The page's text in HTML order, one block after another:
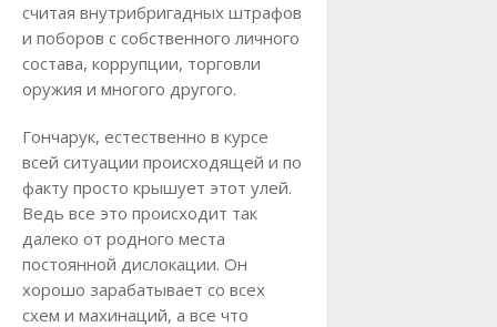
считая внутрибригадных штрафов
и поборов с собственного личного
состава, коррупции, торговли
оружия и многого другого.
Гончарук, естественно в курсе
всей ситуации происходящей и по
факту просто крышует этот улей.
Ведь все это происходит так
далеко от родного места
постоянной дислокации. Он
хорошо зарабатывает со всех
схем и махинаций, а все что